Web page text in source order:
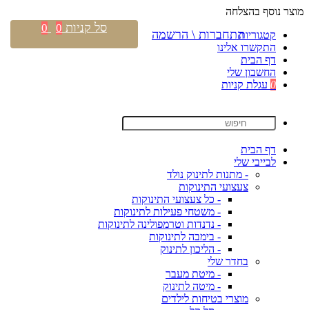
מוצר נוסף בהצלחה
קטגוריות
התקשרו אלינו
דף הבית
החשבון שלי
0 עגלת קניות
דף הבית
לבייבי שלי
- מתנות לתינוק נולד
צעצועי התינוקות
- כל צעצועי התינוקות
- משטחי פעילות לתינוקות
- נדנדות וטרמפולינה לתינוקות
- בימבה לתינוקות
- הליכון לתינוק
בחדר שלי
- מיטת מעבר
- מיטה לתינוק
מוצרי בטיחות לילדים
התחברות \ הרשמה סל קניות 0
0